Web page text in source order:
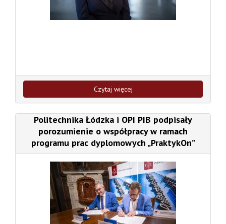
Czytaj więcej
Politechnika Łódzka i OPI PIB podpisały
porozumienie o współpracy w ramach
programu prac dyplomowych „PraktykOn”